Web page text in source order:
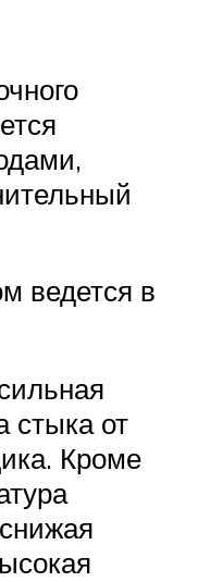
ведется в
стыка от
Кроме